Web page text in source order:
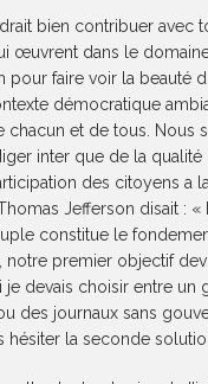
bien contribuer avec
œuvrent dans le
pour faire voir la beauté
démocratique
chacun et de tous. Nous
inter que de la qualité
des citoyens a
Jefferson disait : «
constitue le
notre premier objectif
je devais choisir entre un
des journaux sans
hésiter la seconde